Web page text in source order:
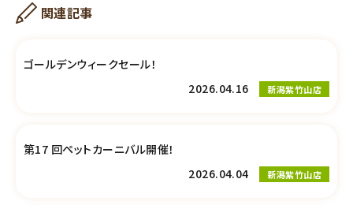
関連記事
ゴールデンウィークセール！
2026.04.16
新潟紫竹山店
第17 回ペットカーニバル開催！
2026.04.04
新潟紫竹山店